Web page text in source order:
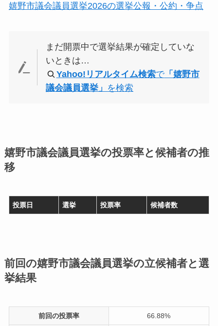
嬉野市議会議員選挙2026の選挙公報・公約・争点
まだ開票中で選挙結果が確定していな
いときは…
Yahoo!リアルタイム検索で「嬉野市
議会議員選挙」 を検索
嬉野市議会議員選挙の投票率と候補者の推
移
投票日 選挙 投票率 候補者数
前回の嬉野市議会議員選挙の立候補者と選
挙結果
前回の投票率 66.88%